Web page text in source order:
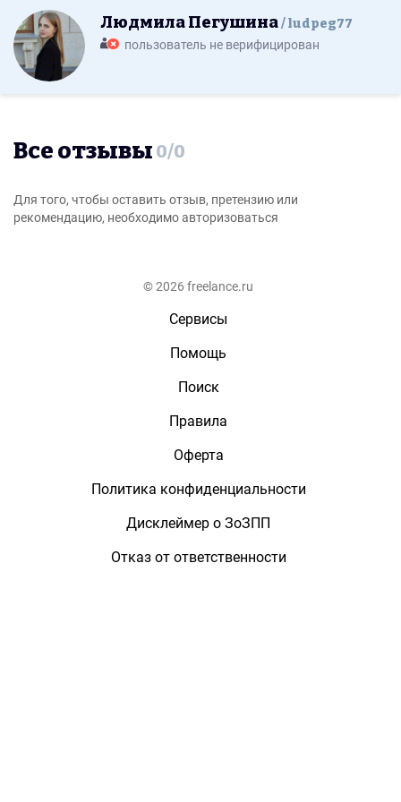
Людмила Пегушина ludpeg77
пользователь не верифицирован
Все отзывы 0/0
Для того, чтобы оставить отзыв, претензию или
рекомендацию, необходимо авторизоваться
© 2026 freelance.ru
Сервисы
Помощь
Поиск
Правила
Оферта
Политика конфиденциальности
Дисклеймер о ЗоЗПП
Отказ от ответственности